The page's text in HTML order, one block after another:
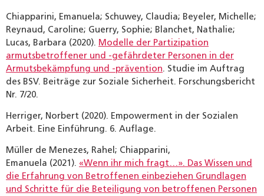
Chiapparini, Emanuela; Schuwey, Claudia; Beyeler, Michelle;
Reynaud, Caroline; Guerry, Sophie; Blanchet, Nathalie;
Lucas, Barbara (2020). Modelle der Partizipation
armutsbetroffener und -gefährdeter Personen in der
Armutsbekämpfung und -prävention. Studie im Auftrag
des BSV. Beiträge zur Soziale Sicherheit. Forschungsbericht
Nr. 7/20.
Herriger, Norbert (2020). Empowerment in der Sozialen
Arbeit. Eine Einführung. 6. Auflage.
Müller de Menezes, Rahel; Chiapparini,
Emanuela (2021). «Wenn ihr mich fragt…». Das Wissen und
die Erfahrung von Betroffenen einbeziehen Grundlagen
und Schritte für die Beteiligung von betroffenen Personen